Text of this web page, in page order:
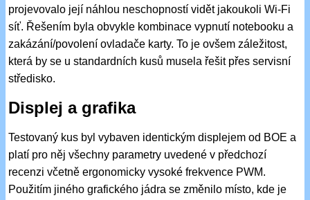
projevovalo její náhlou neschopností vidět jakoukoli Wi-Fi
síť. Řešením byla obvykle kombinace vypnutí notebooku a
zakázání/povolení ovladače karty. To je ovšem záležitost,
která by se u standardních kusů musela řešit přes servisní
středisko.
Displej a grafika
Testovaný kus byl vybaven identickým displejem od BOE a
platí pro něj všechny parametry uvedené v předchozí
recenzi včetně ergonomicky vysoké frekvence PWM.
Použitím jiného grafického jádra se změnilo místo, kde je